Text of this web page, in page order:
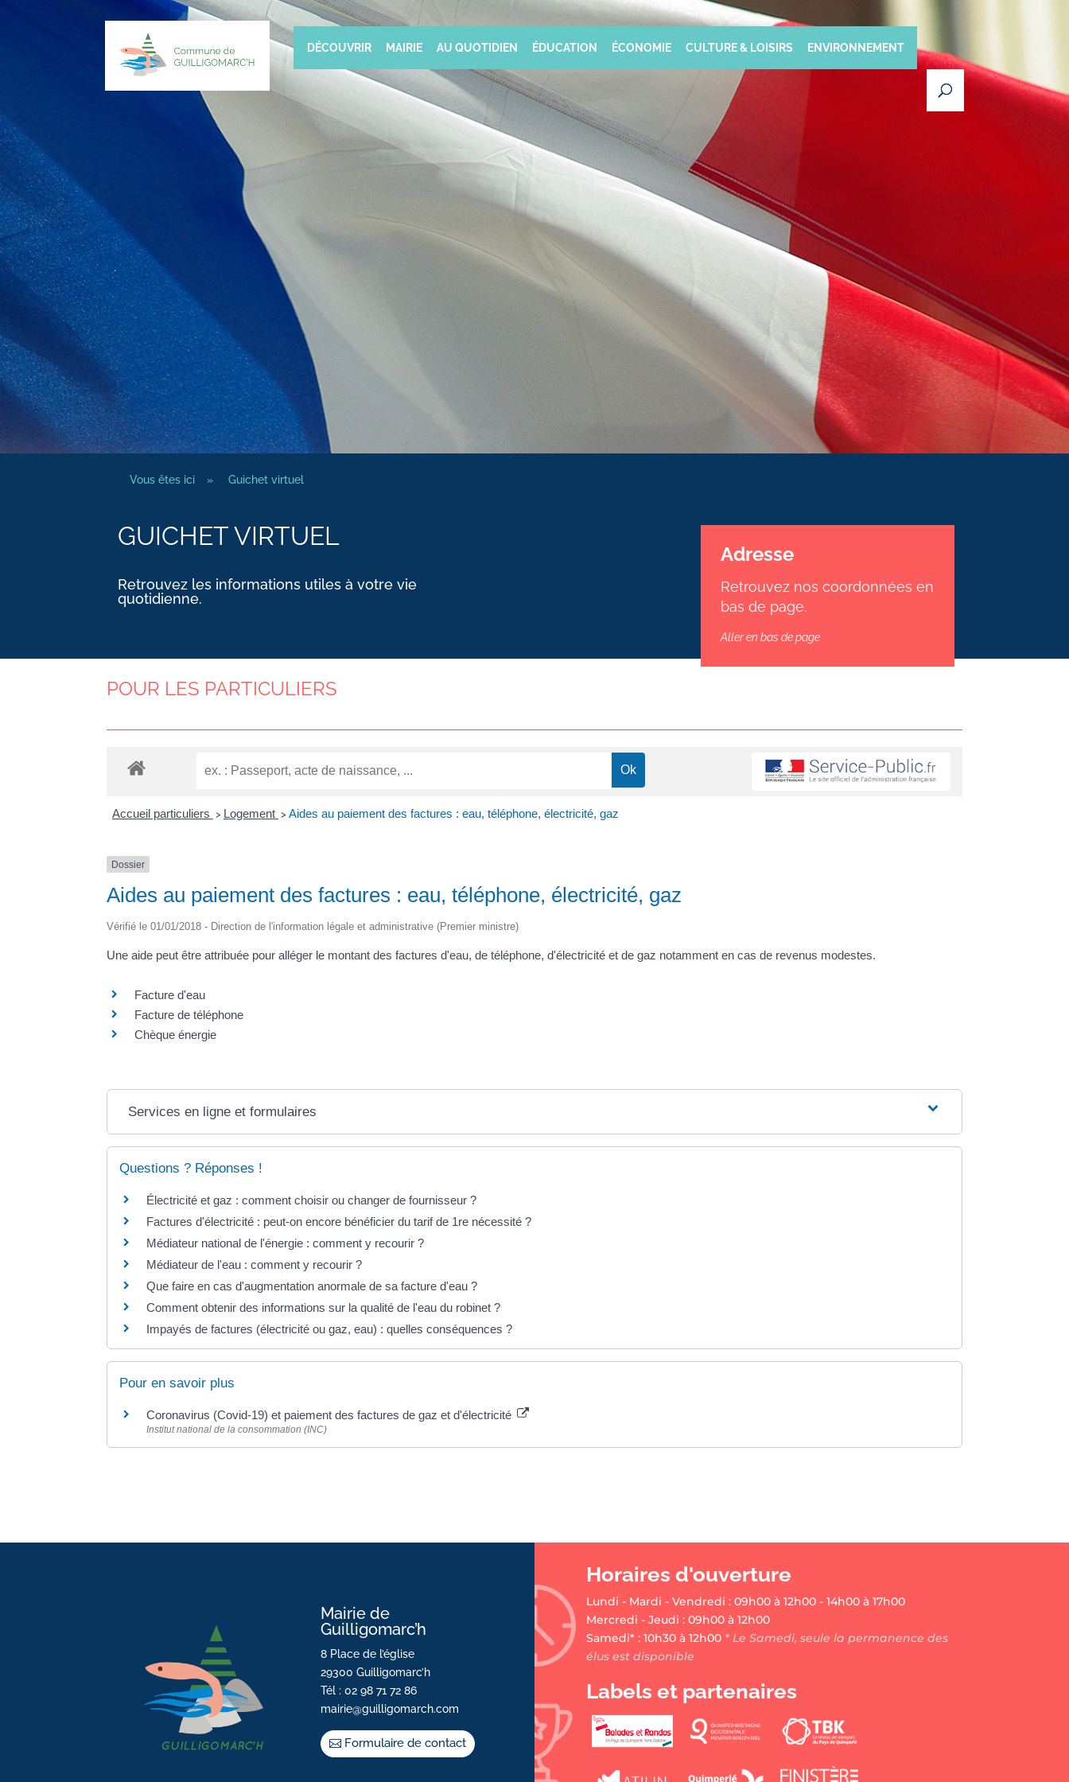
DÉCOUVRIR MAIRIE AU QUOTIDIEN ÉDUCATION ÉCONOMIE CULTURE & LOISIRS ENVIRONNEMENT
Vous êtes ici » Guichet virtuel
GUICHET VIRTUEL
Retrouvez les informations utiles à votre vie
quotidienne.
Adresse
Retrouvez nos coordonnées en
bas de page.
Aller en bas de page
POUR LES PARTICULIERS
Accueil particuliers > Logement > Aides au paiement des factures : eau, téléphone, électricité, gaz
Dossier
Aides au paiement des factures : eau, téléphone, électricité, gaz
Vérifié le 01/01/2018 - Direction de l'information légale et administrative (Premier ministre)
Une aide peut être attribuée pour alléger le montant des factures d'eau, de téléphone, d'électricité et de gaz notamment en cas de revenus modestes.
Facture d'eau
Facture de téléphone
Chèque énergie
Services en ligne et formulaires
Questions ? Réponses !
Électricité et gaz : comment choisir ou changer de fournisseur ?
Factures d'électricité : peut-on encore bénéficier du tarif de 1re nécessité ?
Médiateur national de l'énergie : comment y recourir ?
Médiateur de l'eau : comment y recourir ?
Que faire en cas d'augmentation anormale de sa facture d'eau ?
Comment obtenir des informations sur la qualité de l'eau du robinet ?
Impayés de factures (électricité ou gaz, eau) : quelles conséquences ?
Pour en savoir plus
Coronavirus (Covid-19) et paiement des factures de gaz et d'électricité
Institut national de la consommation (INC)
Mairie de
Guilligomarc’h
8 Place de l’église
29300 Guilligomarc’h
Tél : 02 98 71 72 86
mairie@guilligomarch.com
Formulaire de contact
Horaires d'ouverture
Lundi - Mardi - Vendredi : 09h00 à 12h00 - 14h00 à 17h00
Mercredi - Jeudi : 09h00 à 12h00
Samedi* : 10h30 à 12h00* Le Samedi, seule la permanence des
élus est disponible
Labels et partenaires